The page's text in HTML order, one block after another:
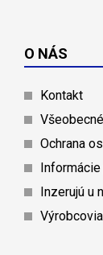
O NÁS
Kontakt
Ochrana
Inzerujú u
Výrobcovia